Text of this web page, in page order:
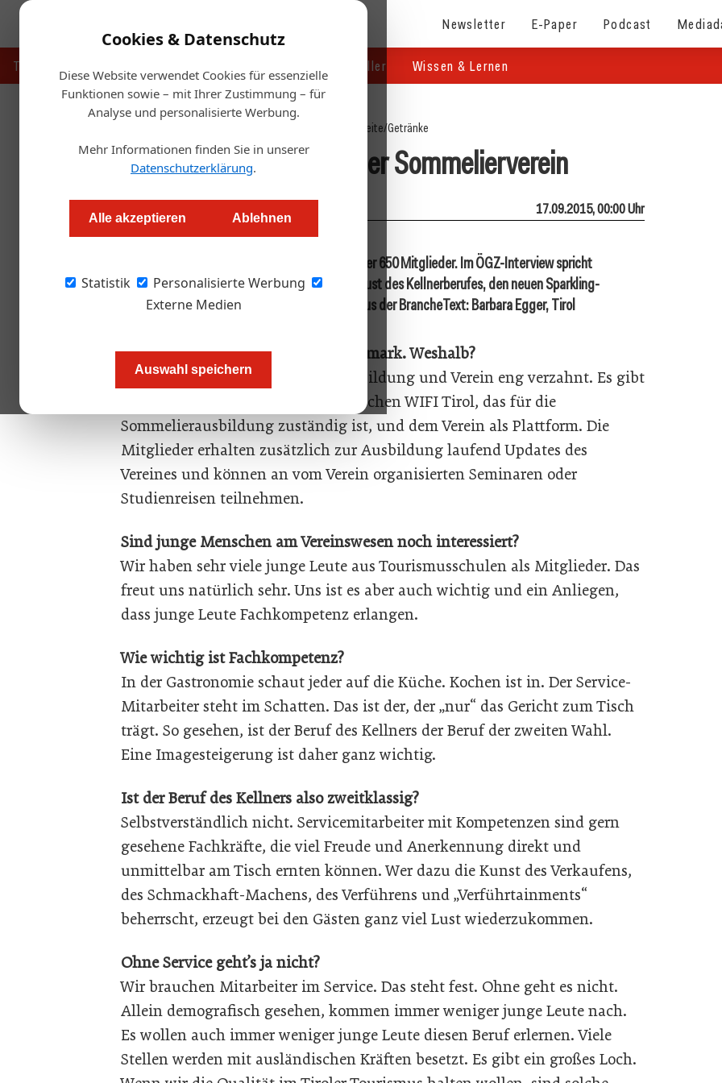
Cookies & Datenschutz
Diese Website verwendet Cookies für essenzielle
Funktionen sowie – mit Ihrer Zustimmung – für
Analyse und personalisierte Werbung.
Mehr Informationen finden Sie in unserer
Datenschutzerklärung.
Alle akzeptieren Ablehnen
Statistik
Personalisierte Werbung
Externe Medien
Auswahl speichern
Newsletter E-Paper Podcast
Touristik Handel & Hersteller Wissen & Lernen
Startseite/Getränke
Benchmark Tiroler Sommelierverein
Redaktion.OEGZ 17.09.2015, 00:00 Uhr
Der Tiroler Sommelierverein (TSOV) verfügt über 650 Mitglieder. Im ÖGZ-Interview spricht
Präsident Norbert Waldnig über den Imageverlust des Kellnerberufes, den neuen Sparkling-
Sommelier und fordert mehr Rückendeckung aus der BrancheText: Barbara Egger, Tirol
Sie bezeichnen den TSOV als Benchmark. Weshalb?
Norbert Waldnig: Bei uns sind Ausbildung und Verein eng verzahnt. Es gibt
eine perfekte Zusammenarbeit zwischen WIFI Tirol, das für die
Sommelierausbildung zuständig ist, und dem Verein als Plattform. Die
Mitglieder erhalten zusätzlich zur Ausbildung laufend Updates des
Vereines und können an vom Verein organisierten Seminaren oder
Studienreisen teilnehmen.
Sind junge Menschen am Vereinswesen noch interessiert?
Wir haben sehr viele junge Leute aus Tourismusschulen als Mitglieder. Das
freut uns natürlich sehr. Uns ist es aber auch wichtig und ein Anliegen,
dass junge Leute Fachkompetenz erlangen.
Wie wichtig ist Fachkompetenz?
In der Gastronomie schaut jeder auf die Küche. Kochen ist in. Der Service-
Mitarbeiter steht im Schatten. Das ist der, der „nur“ das Gericht zum Tisch
trägt. So gesehen, ist der Beruf des Kellners der Beruf der zweiten Wahl.
Eine Imagesteigerung ist daher ganz wichtig.
Ist der Beruf des Kellners also zweitklassig?
Selbstverständlich nicht. Servicemitarbeiter mit Kompetenzen sind gern
gesehene Fachkräfte, die viel Freude und Anerkennung direkt und
unmittelbar am Tisch ernten können. Wer dazu die Kunst des Verkaufens,
des Schmackhaft-Machens, des Verführens und „Verführtainments“
beherrscht, erzeugt bei den Gästen ganz viel Lust wiederzukommen.
Ohne Service geht’s ja nicht?
Wir brauchen Mitarbeiter im Service. Das steht fest. Ohne geht es nicht.
Allein demografisch gesehen, kommen immer weniger junge Leute nach.
Es wollen auch immer weniger junge Leute diesen Beruf erlernen. Viele
Stellen werden mit ausländischen Kräften besetzt. Es gibt ein großes Loch.